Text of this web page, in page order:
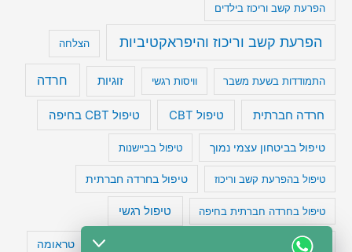
הפרעת קשב וריכוז בילדים
הפרעת קשב וריכוז והיפראקטיביות הצלחה
התמודדות בשעת משבר וויסות רגשי זוגיות חרדה
חרדה חברתית טיפול CBT טיפול CBT בחיפה
טיפול בביטחון עצמי נמוך טיפול בביישנות
טיפול בהפרעת קשב וריכוז טיפול בחרדה חברתית
טיפול בחרדה חברתית בחיפה טיפול רגשי
טיפול תרופתי להפרעת קשב טעויות חשיבה טראומה